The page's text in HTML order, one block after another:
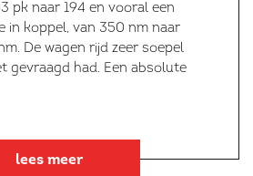
pk naar 194 en vooral een
in koppel, van 350 nm naar
De wagen rijd zeer soepel
gevraagd had. Een absolute
lees meer